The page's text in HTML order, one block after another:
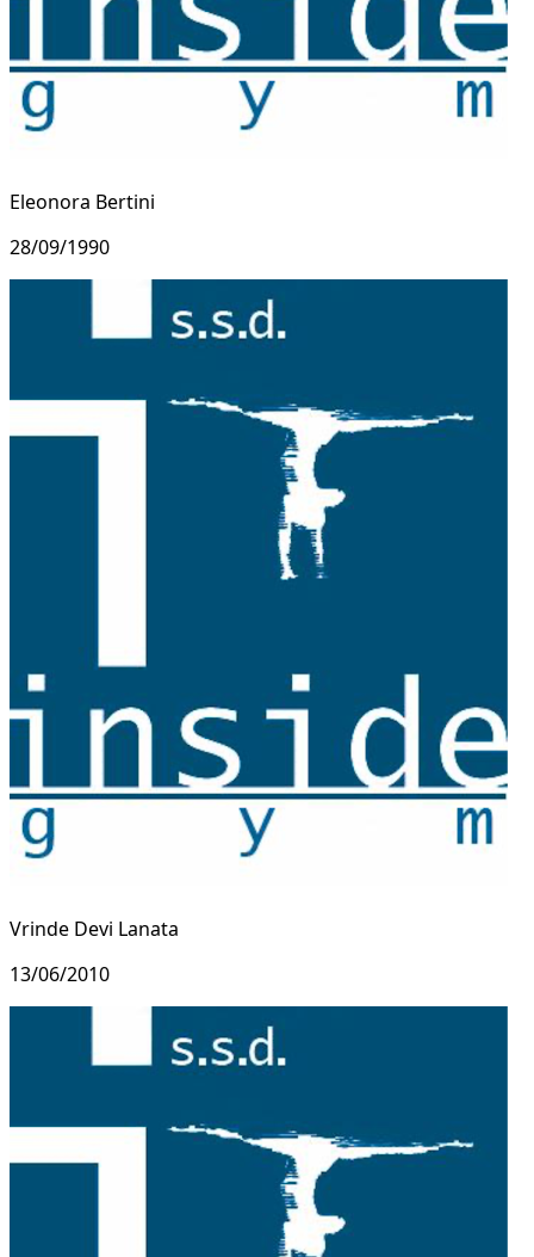
Eleonora Bertini
28/09/1990
Vrinde Devi Lanata
13/06/2010